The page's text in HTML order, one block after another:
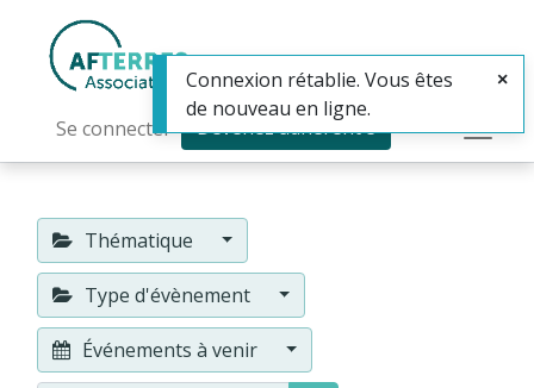
Se connecter Devenez adhérent·e
Thématique
Type d'évènement
Événements à venir
Connexion rétablie. Vous êtes
de nouveau en ligne.